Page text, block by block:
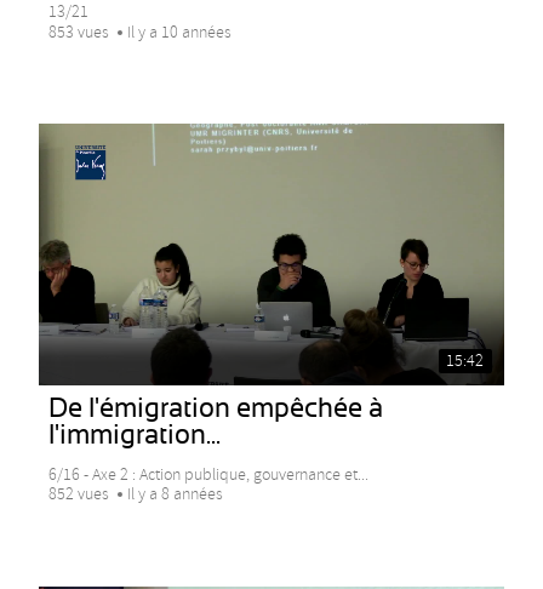
13/21
853 vues
Il y a 10 années
15:42
De l'émigration empêchée à
l'immigration...
6/16 - Axe 2 : Action publique, gouvernance et...
852 vues
Il y a 8 années